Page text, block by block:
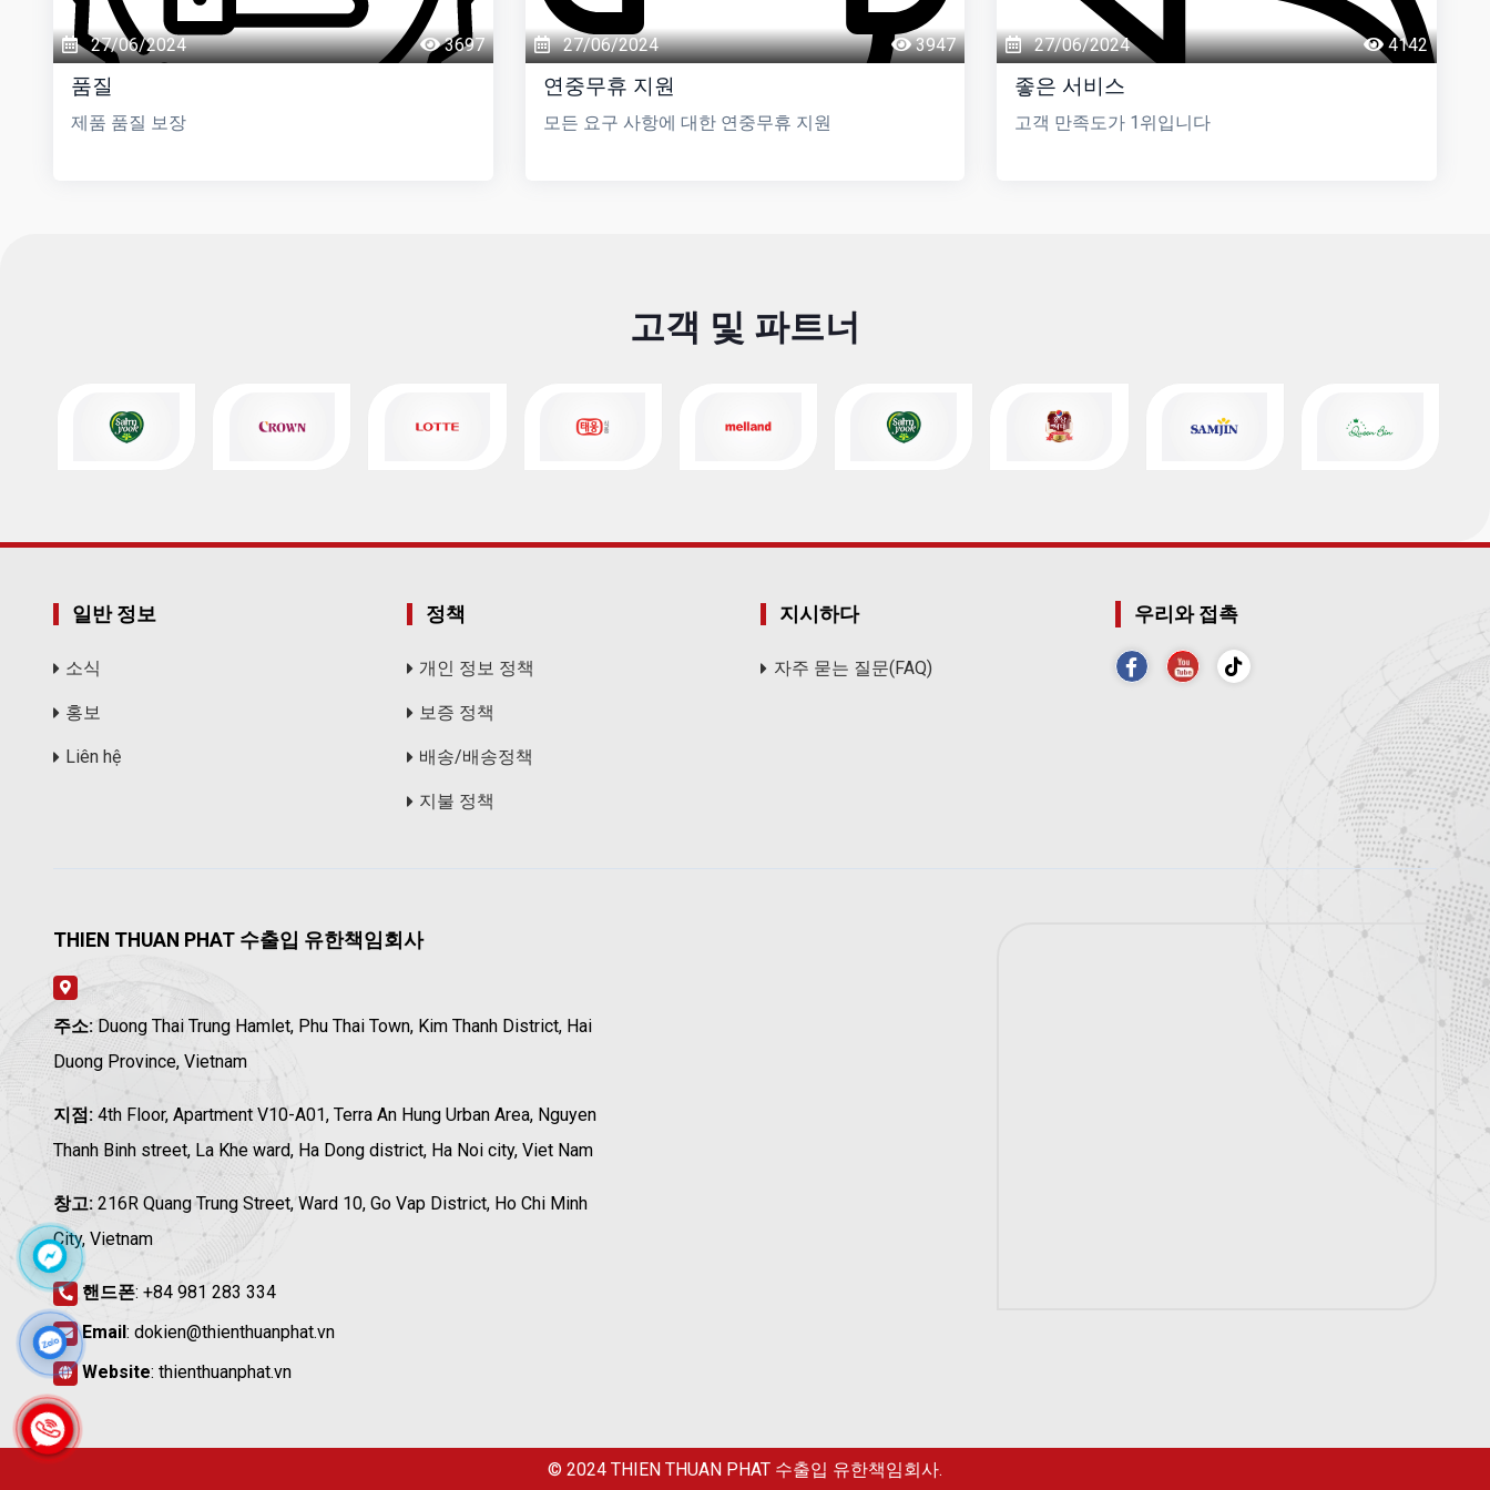
27/06/2024 3697
품질
제품 품질 보장
27/06/2024 3947
연중무휴 지원
모든 요구 사항에 대한 연중무휴 지원
27/06/2024 4142
좋은 서비스
고객 만족도가 1위입니다
고객 및 파트너
일반 정보
소식
홍보
Liên hệ
정책
개인 정보 정책
보증 정책
배송/배송정책
지불 정책
지시하다
자주 묻는 질문(FAQ)
우리와 접촉
THIEN THUAN PHAT 수출입 유한책임회사
주소:Duong Thai Trung Hamlet, Phu Thai Town, Kim Thanh District, Hai
Duong Province, Vietnam
지점: 4th Floor, Apartment V10-A01, Terra An Hung Urban Area, Nguyen
Thanh Binh street, La Khe ward, Ha Dong district, Ha Noi city, Viet Nam
창고: 216R Quang Trung Street, Ward 10, Go Vap District, Ho Chi Minh
City, Vietnam
핸드폰: +84 981 283 334
Email: dokien@thienthuanphat.vn
Website: thienthuanphat.vn
© 2024 THIEN THUAN PHAT 수출입 유한책임회사.